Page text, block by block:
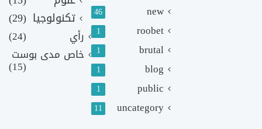
new
46
roobet
1
brutal
1
blog
1
public
1
uncategory
11
تكنولوجيا (29)
رأي
(24)
خاص مدى بوست
(15)